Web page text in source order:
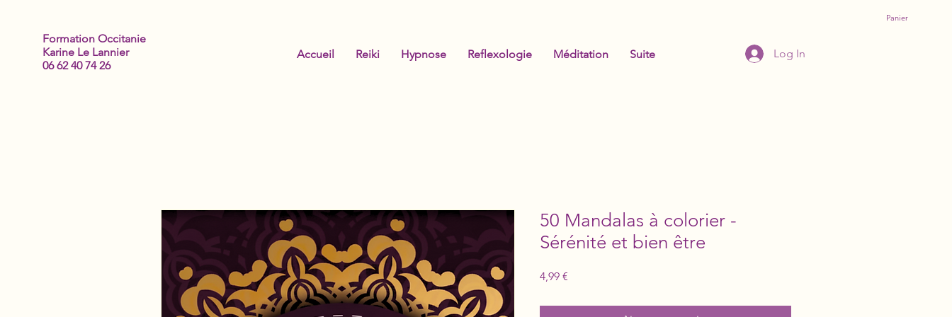
Formation Occitanie
Karine Le Lannier
06 62 40 74 26
Accueil Reiki Hypnose Reflexologie Méditation Suite
Panier
Log In
50 Mandalas à colorier -
Sérénité et bien être
4,99 €